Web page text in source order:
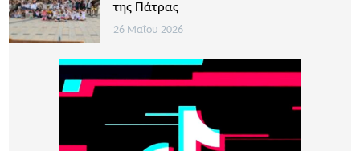
της Πάτρας
26 Μαΐου 2026